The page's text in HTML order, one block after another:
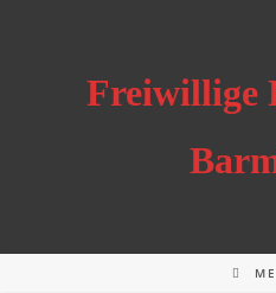
Freiwillige